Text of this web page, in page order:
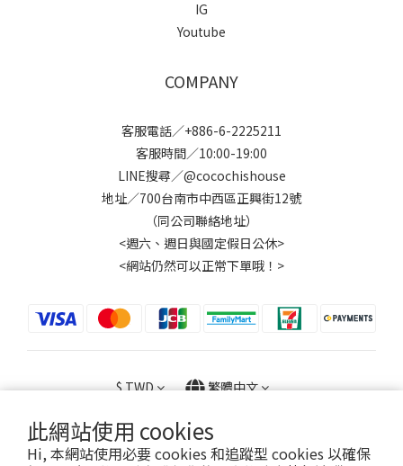
此網站使用 cookies
Hi, 本網站使用必要 cookies 和追蹤型 cookies 以確保
IG
Youtube
COMPANY
客服電話／+886-6-2225211
客服時間／10:00-19:00
LINE搜尋／@cocochishouse
地址／700台南市中西區正興街12號
（同公司聯絡地址）
<週六、週日與國定假日公休>
<網站仍然可以正常下單哦！>
$TWD 繁體中文